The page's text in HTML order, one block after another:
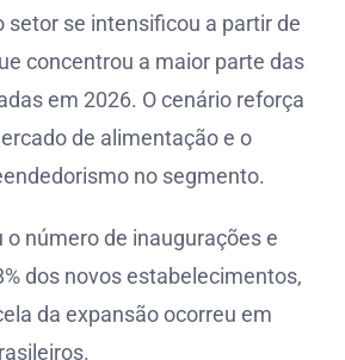
setor se intensificou a partir de
concentrou a maior parte das
em 2026. O cenário reforça
de alimentação e o
no segmento.
o número de inaugurações e
dos novos estabelecimentos,
da expansão ocorreu em